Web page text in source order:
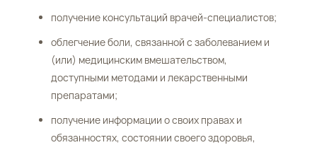
получение консультаций врачей-специалистов;
облегчение боли, связанной с заболеванием и
(или) медицинским вмешательством,
доступными методами и лекарственными
препаратами;
получение информации о своих правах и
обязанностях, состоянии своего здоровья,